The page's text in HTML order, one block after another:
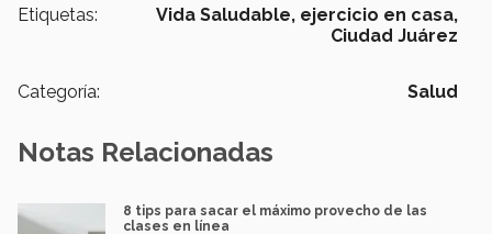
Etiquetas: Vida Saludable, ejercicio en casa,
Ciudad Juárez
Categoría: Salud
Notas Relacionadas
8 tips para sacar el máximo provecho de las
clases en línea